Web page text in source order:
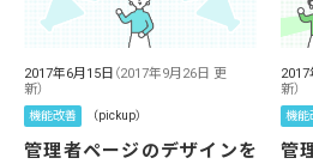
2017年6月15日 （2017年9月26日 更
新）
機能改善 （pickup）
管理者ページのデザインを
2017
新）
機能
管